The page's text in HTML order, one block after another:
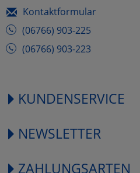
Kontaktformular
(06766) 903-225
(06766) 903-223
KUNDENSERVICE
NEWSLETTER
ZAHLUNGSARTEN